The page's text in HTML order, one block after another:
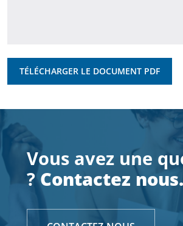
TÉLÉCHARGER LE DOCUMENT PDF
Vous avez une
?Contactez